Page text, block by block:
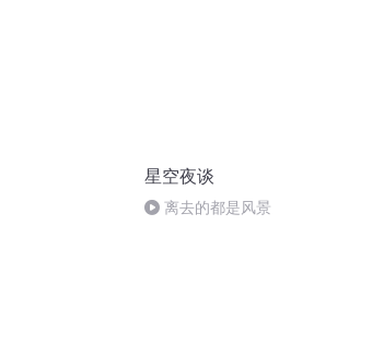
星空夜谈
离去的都是风景